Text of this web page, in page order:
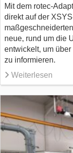
Mit dem rotec-
direkt auf der
neue, rund um die
entwickelt, um
zu informieren.
Weiterlesen